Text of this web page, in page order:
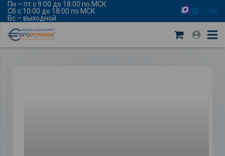
Пн – пт с 9:00 до 18:00 по МСК
Сб с 10:00 до 18:00 по МСК
Вс – выходной